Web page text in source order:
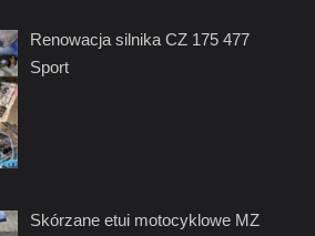
Renowacja silnika CZ 175 477
Sport
Skórzane etui motocyklowe MZ